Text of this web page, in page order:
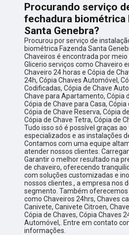
Procurando serviço
fechadura biométrica
Santa Genebra?
Procurou por serviço de
biométrica Fazenda Santa
Chaveiros é encontrada por
Glicerio serviços como Chaveiro
Chaveiro 24 horas e Cópia de
24h, Cópia Chaves Automóvel,
Codificadas, Cópia de Chave
Chave para Apartamento, Cópia
Cópia de Chave para Casa,
Cópia de Chave Reserva, Cópia
Cópia de Chave Tetra, Cópia de
Tudo isso só é possível graças
especializados e as instalações
Contamos com uma equipe
atender nossos clientes.
Garantir o melhor resultado na
de chaveiro, oferecendo
com soluções customizadas e
nossos clientes., a empresa nos
segmento. Também oferecemos
como Chaveiros 24hrs, Chaves
Canivete, Canivete Citroen,
Cópia de Chaves, Cópia Chaves
Automóvel,. Entre em contato
informações.